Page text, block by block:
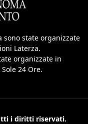
sono state organizzate
Laterza.
organizzate in
24 Ore.
i diritti riservati.